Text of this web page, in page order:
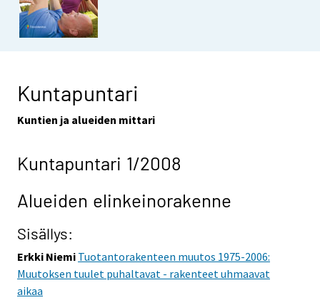
Kuntapuntari
Kuntien ja alueiden mittari
Kuntapuntari 1/2008
Alueiden elinkeinorakenne
Sisällys:
Erkki Niemi Tuotantorakenteen muutos 1975-2006:
Muutoksen tuulet puhaltavat - rakenteet uhmaavat
aikaa